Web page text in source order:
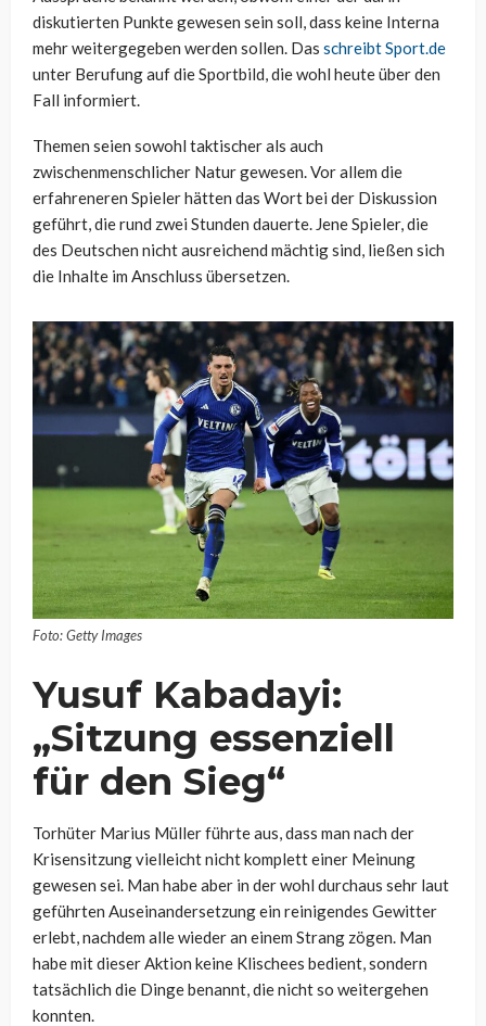
diskutierten Punkte gewesen sein soll, dass keine Interna
mehr weitergegeben werden sollen. Das schreibt Sport.de
unter Berufung auf die Sportbild, die wohl heute über den
Fall informiert.
Themen seien sowohl taktischer als auch
zwischenmenschlicher Natur gewesen. Vor allem die
erfahreneren Spieler hätten das Wort bei der Diskussion
geführt, die rund zwei Stunden dauerte. Jene Spieler, die
des Deutschen nicht ausreichend mächtig sind, ließen sich
die Inhalte im Anschluss übersetzen.
Foto: Getty Images
Yusuf Kabadayi:
„Sitzung essenziell
für den Sieg“
Torhüter Marius Müller führte aus, dass man nach der
Krisensitzung vielleicht nicht komplett einer Meinung
gewesen sei. Man habe aber in der wohl durchaus sehr laut
geführten Auseinandersetzung ein reinigendes Gewitter
erlebt, nachdem alle wieder an einem Strang zögen. Man
habe mit dieser Aktion keine Klischees bedient, sondern
tatsächlich die Dinge benannt, die nicht so weitergehen
konnten.